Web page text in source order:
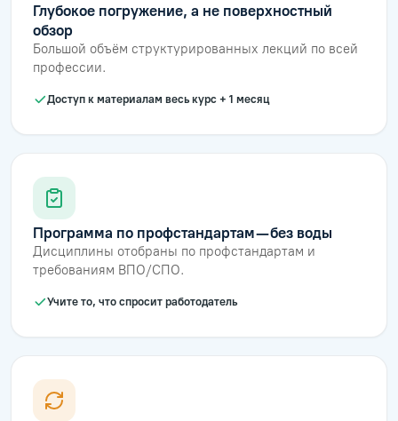
Глубокое погружение, а не поверхностный
обзор
Большой объём структурированных лекций по всей
профессии.
Доступ к материалам весь курс + 1 месяц
Программа по профстандартам — без воды
Дисциплины отобраны по профстандартам и
требованиям ВПО/СПО.
Учите то, что спросит работодатель